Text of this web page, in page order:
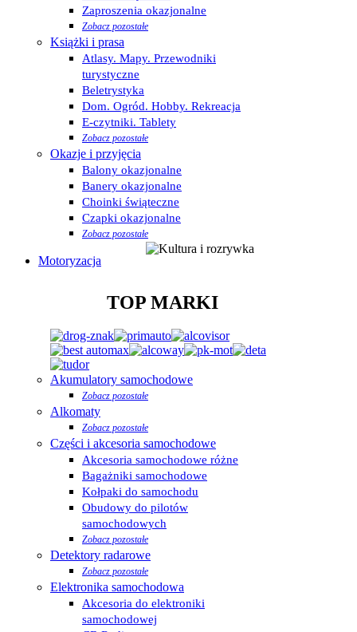
Zaproszenia okazjonalne
Zobacz pozostałe
Książki i prasa
Atlasy. Mapy. Przewodniki
turystyczne
Beletrystyka
Dom. Ogród. Hobby. Rekreacja
E-czytniki. Tablety
Zobacz pozostałe
Okazje i przyjęcia
Balony okazjonalne
Banery okazjonalne
Choinki świąteczne
Czapki okazjonalne
Zobacz pozostałe
Motoryzacja
TOP MARKI
Akumulatory samochodowe
Zobacz pozostałe
Alkomaty
Zobacz pozostałe
Części i akcesoria samochodowe
Akcesoria samochodowe różne
Bagażniki samochodowe
Kołpaki do samochodu
Obudowy do pilotów
samochodowych
Zobacz pozostałe
Detektory radarowe
Zobacz pozostałe
Elektronika samochodowa
Akcesoria do elektroniki
samochodowej